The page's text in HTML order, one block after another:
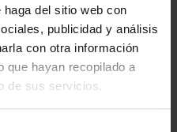
del sitio web con
publicidad y análisis
con otra información
que hayan recopilado a
de sus servicios.
de Propietats
6